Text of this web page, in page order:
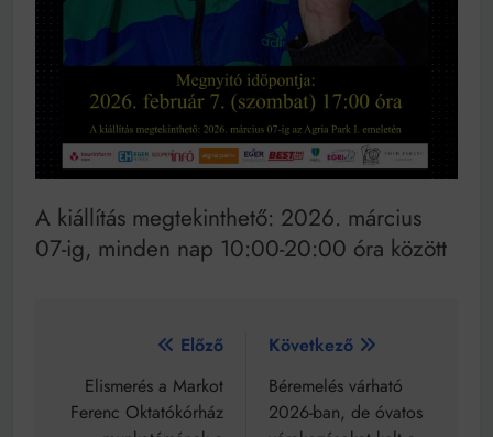
A kiállítás megtekinthető: 2026. március
07-ig, minden nap 10:00-20:00 óra között
Bejegyzés
navigáció
Előző
Elismerés a Markot
Ferenc Oktatókórház
Következő
Béremelés várható
2026-ban, de óvatos